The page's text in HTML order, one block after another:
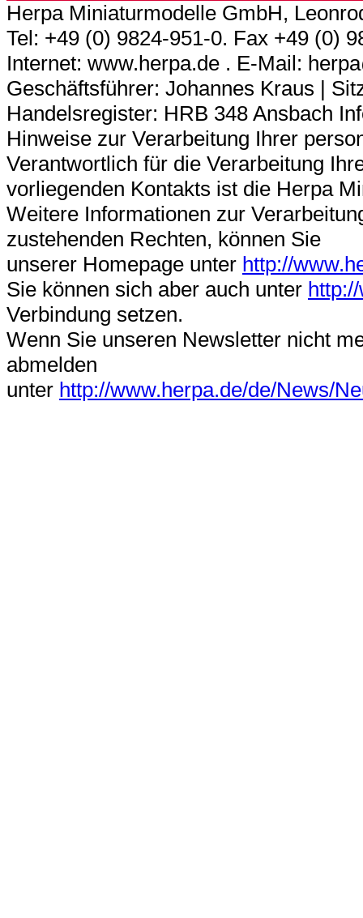
Herpa Miniaturmodelle GmbH,
Tel: +49 (0) 9824-951-0. Fax +49 (0)
Internet: www.herpa.de . E-Mail:
Geschäftsführer: Johannes Kraus |
Handelsregister: HRB 348 Ansbach
Hinweise zur Verarbeitung Ihrer
Verantwortlich für die Verarbeitung
vorliegenden Kontakts ist die Herpa
Weitere Informationen zur
zustehenden Rechten, können Sie
unserer Homepage unter http://
Sie können sich aber auch unter
Verbindung setzen.
Wenn Sie unseren Newsletter nicht
abmelden
unter http://www.herpa.de/de/News/